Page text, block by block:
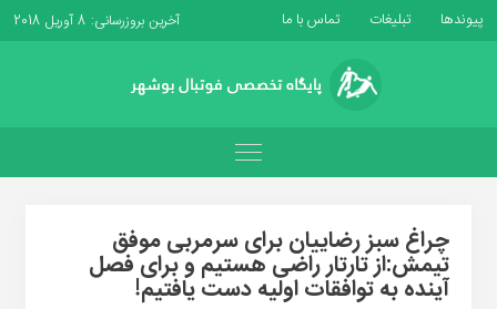
پیوندها تبلیغات تماس با ما آخرین بروزرسانی: 8 آوریل 2018
چراغ سبز رضاییان برای سرمربی موفق
تیمش:از تارتار راضی هستیم و برای فصل
آینده به توافقات اولیه دست یافتیم!